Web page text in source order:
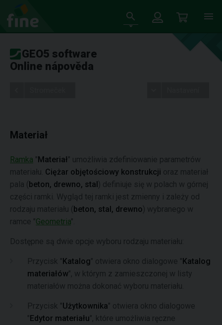
GEO5 software
Online nápověda
Materiał
Ramka "Materiał" umożliwia zdefiniowanie parametrów
materiału. Ciężar objętościowy konstrukcji oraz materiał
pala ( beton, drewno, stal) definiuje się w polach w górnej
części ramki. Wygląd tej ramki jest zmienny i zależy od
rodzaju materiału ( beton, stal, drewno) wybranego w
ramce "Geometria".
Dostępne są dwie opcje wyboru rodzaju materiału:
Przycisk "Katalog" otwiera okno dialogowe "Katalog
materiałów", w którym z zamieszczonej w listy
materiałów można dokonać wyboru materiału.
Przycisk "Użytkownika" otwiera okno dialogowe
"Edytor materiału", które umożliwia ręczne